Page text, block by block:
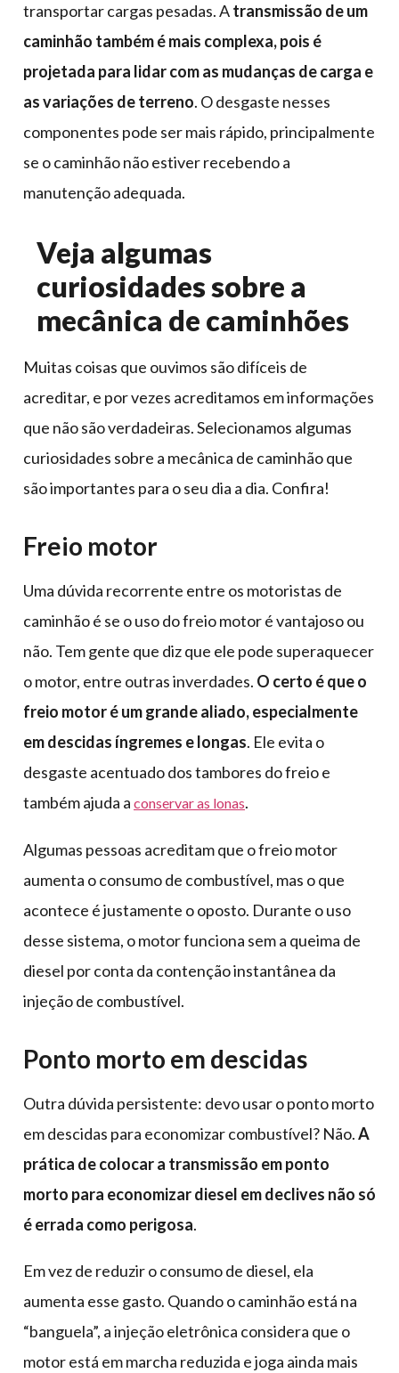
transportar cargas pesadas. Atransmissão de um
caminhão também é mais complexa, pois é
projetada para lidar com as mudanças de carga e
as variações de terreno. O desgaste nesses
componentes pode ser mais rápido, principalmente
se o caminhão não estiver recebendo a
manutenção adequada.
Veja algumas
curiosidades sobre a
mecânica de caminhões
Muitas coisas que ouvimos são difíceis de
acreditar, e por vezes acreditamos em informações
que não são verdadeiras. Selecionamos algumas
curiosidades sobre a mecânica de caminhão que
são importantes para o seu dia a dia. Confira!
Freio motor
Uma dúvida recorrente entre os motoristas de
caminhão é se o uso do freio motor é vantajoso ou
não. Tem gente que diz que ele pode superaquecer
o motor, entre outras inverdades. O certo é que o
freio motor é um grande aliado, especialmente
em descidas íngremes e longas. Ele evita o
desgaste acentuado dos tambores do freio e
também ajuda a conservar as lonas.
Algumas pessoas acreditam que o freio motor
aumenta o consumo de combustível, mas o que
acontece é justamente o oposto. Durante o uso
desse sistema, o motor funciona sem a queima de
diesel por conta da contenção instantânea da
injeção de combustível.
Ponto morto em descidas
Outra dúvida persistente: devo usar o ponto morto
em descidas para economizar combustível? Não.A
prática de colocar a transmissão em ponto
morto para economizar diesel em declives não só
é errada como perigosa.
Em vez de reduzir o consumo de diesel, ela
aumenta esse gasto. Quando o caminhão está na
“banguela”, a injeção eletrônica considera que o
motor está em marcha reduzida e joga ainda mais